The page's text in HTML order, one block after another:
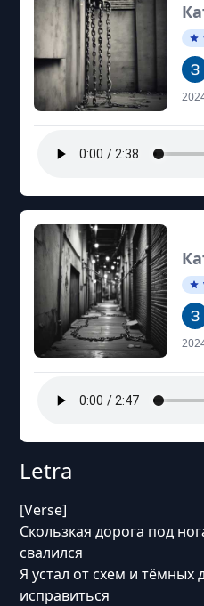
Letra
[Verse]
Скользкая дорога под
свалился
Я устал от схем и тёмных
исправиться